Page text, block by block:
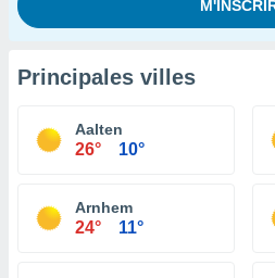
Principales villes
Aalten
26° 10°
Arnhem
24° 11°